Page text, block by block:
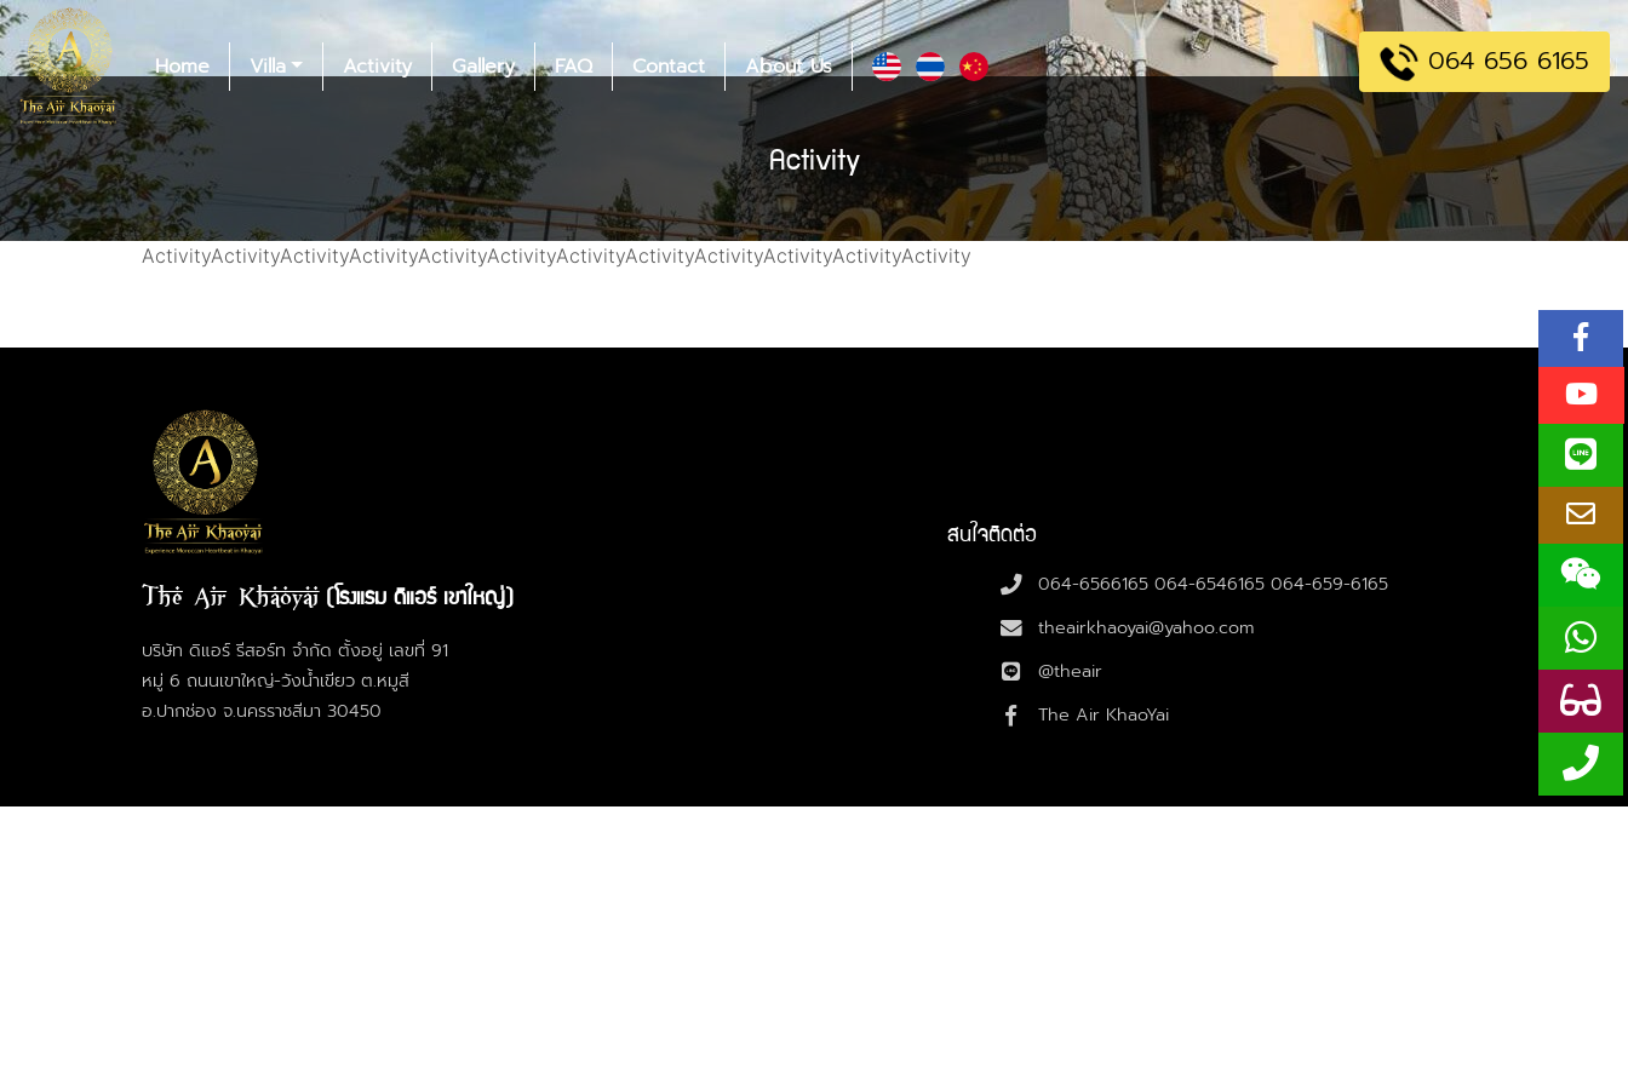
Home Villa Activity Gallery FAQ Contact About Us 064 656 6165
Activity
ActivityActivityActivityActivityActivityActivityActivityActivityActivityActivityActivityActivity
The Air Khaoyai (โรงแรม ดิแอร์ เขาใหญ่)
บริษัท ดิแอร์ รีสอร์ท จำกัด ตั้งอยู่ เลขที่ 91
หมู่ 6 ถนนเขาใหญ่-วังน้ำเขียว ต.หมูสี
อ.ปากช่อง จ.นครราชสีมา 30450
สนใจติดต่อ
064-6566165 064-6546165 064-659-6165
theairkhaoyai@yahoo.com
@theair
The Air KhaoYai